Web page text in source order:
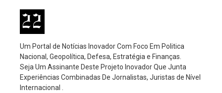
Um Portal de Notícias Inovador Com Foco Em Politica
Nacional, Geopolítica, Defesa, Estratégia e Finanças.
Seja Um Assinante Deste Projeto Inovador Que Junta
Experiências Combinadas De Jornalistas, Juristas de Nível
Internacional .